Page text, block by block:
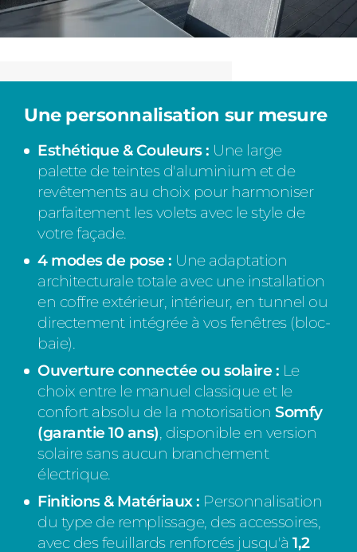
Une personnalisation sur mesure
Esthétique & Couleurs : Une large
palette de teintes d'aluminium et de
revêtements au choix pour harmoniser
parfaitement les volets avec le style de
votre façade.
4 modes de pose : Une adaptation
architecturale totale avec une installation
en coffre extérieur, intérieur, en tunnel ou
directement intégrée à vos fenêtres (bloc-
baie).
Ouverture connectée ou solaire : Le
choix entre le manuel classique et le
confort absolu de la motorisation Somfy
(garantie 10 ans), disponible en version
solaire sans aucun branchement
électrique.
Finitions & Matériaux : Personnalisation
du type de remplissage, des accessoires,
avec des feuillards renforcés jusqu'à 1,2